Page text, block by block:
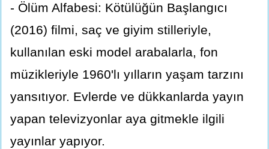
- Ölüm Alfabesi: Kötülüğün Başlangıcı
(2016) filmi, saç ve giyim stilleriyle,
kullanılan eski model arabalarla, fon
müzikleriyle 1960'lı yılların yaşam tarzını
yansıtıyor. Evlerde ve dükkanlarda yayın
yapan televizyonlar aya gitmekle ilgili
yayınlar yapıyor.